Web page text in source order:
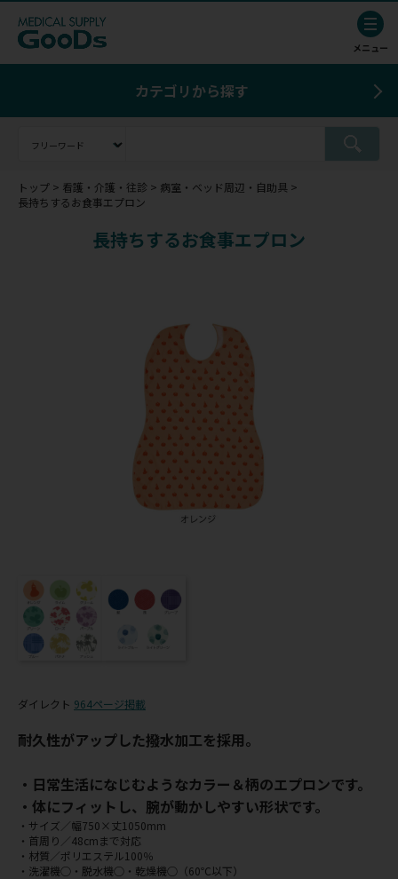
カテゴリから探す
トップ 看護・介護・往診
病室・ベッド周辺・自助具
長持ちするお食事エプロン
長持ちするお食事エプロン
ダイレクト 964ページ掲載
耐久性がアップした撥水加工を採用。
・日常生活になじむようなカラー＆柄のエプロンです。
・体にフィットし、腕が動かしやすい形状です。
・サイズ／幅750×丈1050mm
・首周り／48cmまで対応
・材質／ポリエステル100％
・洗濯機○・脱水機○・乾燥機○（60℃以下）